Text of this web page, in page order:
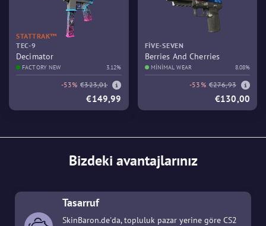
STATTRAK™
TEC-9
Decimator
FACTORY NEW 3.12%
-53% €323,01
€149,99
FIVE-SEVEN
Berries And Cherries
MINIMAL WEAR 8.08%
-53% €276,93
€130,00
Bizdeki avantajlarınız
Tasarruf
SkinBaron.de'da, topluluk pazar yerine göre CS2